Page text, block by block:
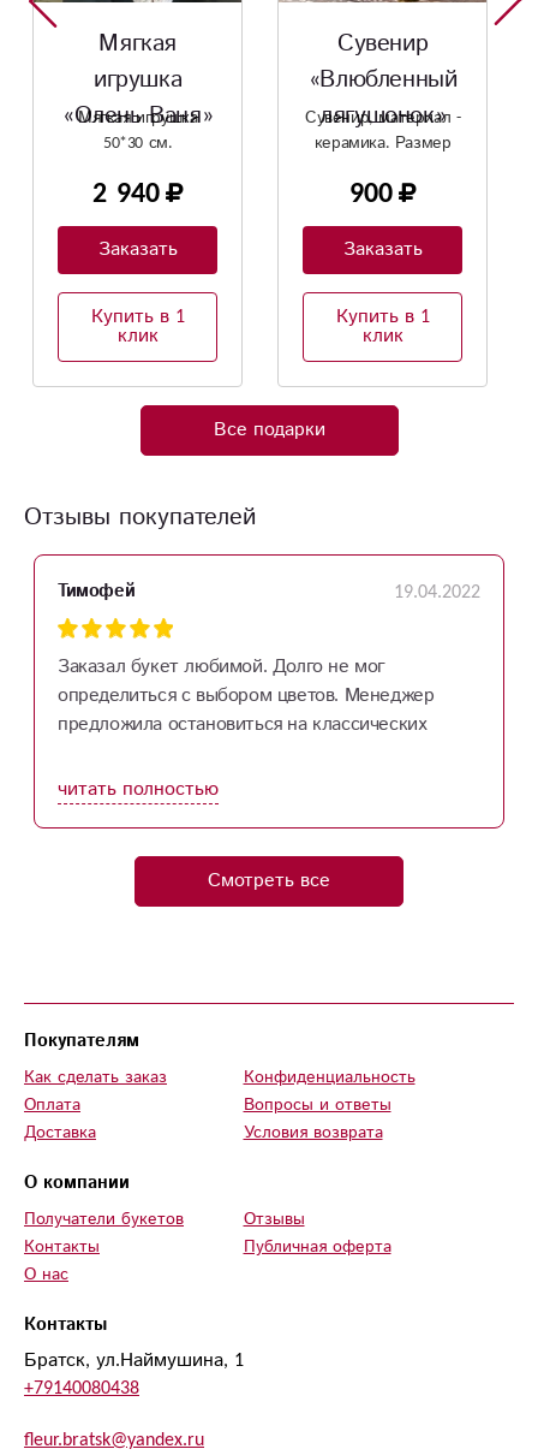
Сувенир
«Влюбленный
лягушонок»
Сувенир, материал -
керамика. Размер
900
Заказать
Купить в 1
клик
мягкая
игрушка
«зайка Ми» в
малиновой
шапочке
Милая мягкая
игрушка. Размер
2 783
Заказать
Купить в 1
клик
Все подарки
Отзывы покупателей
Тимофей 19.04.2022
Заказал букет любимой. Долго не мог
определиться с выбором цветов. Менеджер
предложила остановиться на классических
любимой понравился. Спасибо большое за
внимание и заботу, буду заказывать еще.
читать полностью
Смотреть все
Контакты
Братск, ул.Наймушина, 1
+79140080438
fleur.bratsk@yandex.ru
Покупателям
Как сделать заказ
Оплата
Доставка
Конфиденциальность
Вопросы и ответы
Условия возврата
О компании
Получатели букетов
Контакты
О нас
Отзывы
Публичная оферта